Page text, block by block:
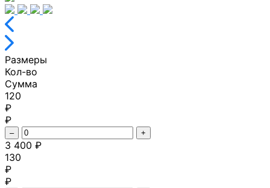
Размеры
Кол-во
Сумма
120
₽
₽
– +
3 400 ₽
130
₽
₽